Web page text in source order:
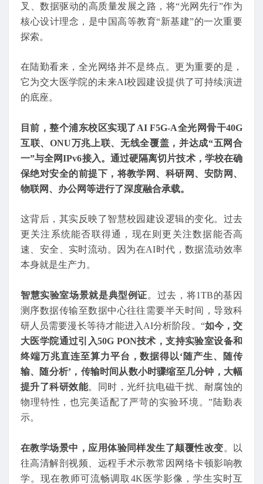
叉、数据驱动的高质量发展之路，将“光网先行”作为
核心设计理念，是中国高等教育“新基建”的一次重要
探索。
在陆勤看来，全光网络并不是终点。更为重要的是，
它为交大医学院的未来AI校园建设提供了可持续演进
的底座。
目前，整个浦东校区实现了AI F5G-A全光网骨干40G
互联、ONU万兆上联、无线全覆盖，并达成“五网合
一”与全网IPv6接入。通过硬隔离切片技术，学校在确
保绝对安全的前提下，将教学网、科研网、安防网、
物联网、办公网等进行了深度融合承载。
这背后，其实反映了智慧校园建设逻辑的变化。过去
更关注系统能否联得通，现在则更关注数据能否高
速、安全、实时流动。因为在AI时代，数据流动效率
本身就是生产力。
智慧实验室场景就是典型例证。过去，将1TB的基因
测序数据传输至数据中心往往需要半天时间，导致科
研人员需要漫长等待才能进入AI分析阶段。“如今，交
大医学院通过引入50G PON技术，支持实验室设备和
终端万兆直连至算力平台，数据得以‘随产生、随传
输、随分析’，传输时间从数小时骤缩至几分钟，大幅
提升了科研效能。同时，光纤抗电磁干扰、耐腐蚀的
物理特性，也完美适配了严苛的实验环境。”陆勤表
示。
在教学场景中，应用体验同样发生了颠覆性改变。以
往高清解剖视频、远程手术示教常因网络卡顿影响教
学。现在教师可流畅调取4K医学影像，学生实时互